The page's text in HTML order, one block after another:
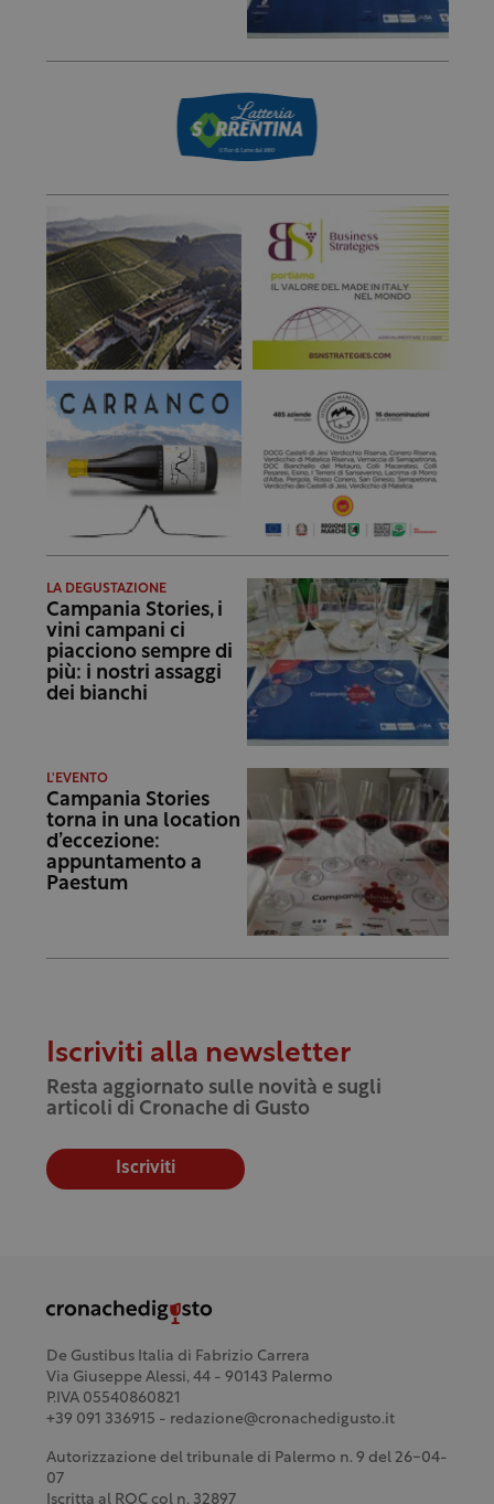
LA DEGUSTAZIONE
Campania Stories, i
vini campani ci
piacciono sempre di
più: i nostri assaggi
dei bianchi
L'EVENTO
Campania Stories
torna in una location
d’eccezione:
appuntamento a
Paestum
Iscriviti alla newsletter
Resta aggiornato sulle novità e sugli
articoli di Cronache di Gusto
Iscriviti
De Gustibus Italia di Fabrizio Carrera
Via Giuseppe Alessi, 44 - 90143 Palermo
P.IVA 05540860821
+39 091 336915 - redazione@cronachedigusto.it
Autorizzazione del tribunale di Palermo n. 9 del 26-04-
07
Iscritta al ROC col n. 32897